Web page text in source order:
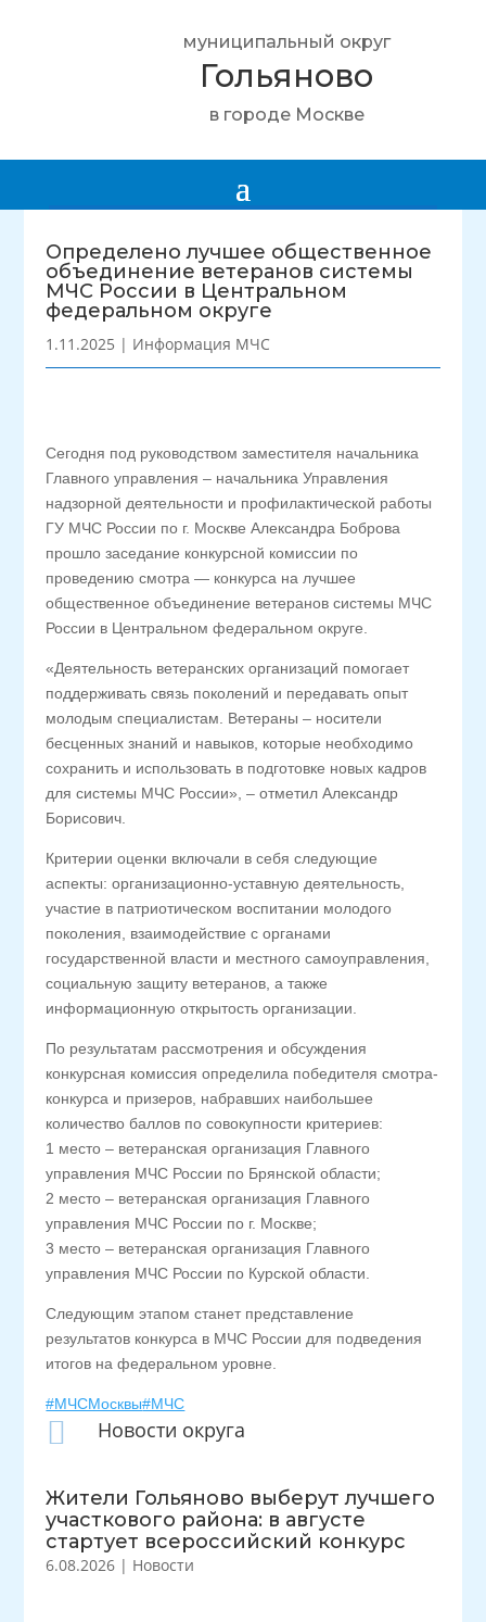
муниципальный округ
Гольяново
в городе Москве
 Новости округа
Жители Гольяново выберут лучшего
участкового района: в августе
стартует всероссийский конкурс
6.08.2026 | Новости
Определено лучшее общественное
объединение ветеранов системы
МЧС России в Центральном
федеральном округе
1.11.2025 | Информация МЧС
Сегодня под руководством заместителя начальника
Главного управления – начальника Управления
надзорной деятельности и профилактической работы
ГУ МЧС России по г. Москве Александра Боброва
прошло заседание конкурсной комиссии по
проведению смотра — конкурса на лучшее
общественное объединение ветеранов системы МЧС
России в Центральном федеральном округе.
«Деятельность ветеранских организаций помогает
поддерживать связь поколений и передавать опыт
молодым специалистам. Ветераны – носители
бесценных знаний и навыков, которые необходимо
сохранить и использовать в подготовке новых кадров
для системы МЧС России», – отметил Александр
Борисович.
Критерии оценки включали в себя следующие
аспекты: организационно-уставную деятельность,
участие в патриотическом воспитании молодого
поколения, взаимодействие с органами
государственной власти и местного самоуправления,
социальную защиту ветеранов, а также
информационную открытость организации.
По результатам рассмотрения и обсуждения
конкурсная комиссия определила победителя смотра-
конкурса и призеров, набравших наибольшее
количество баллов по совокупности критериев:
1 место – ветеранская организация Главного
управления МЧС России по Брянской области;
2 место – ветеранская организация Главного
управления МЧС России по г. Москве;
3 место – ветеранская организация Главного
управления МЧС России по Курской области.
Следующим этапом станет представление
результатов конкурса в МЧС России для подведения
итогов на федеральном уровне.
#МЧСМосквы#МЧС